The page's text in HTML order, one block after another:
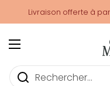
Livraison offerte à
Ouvrir le menu